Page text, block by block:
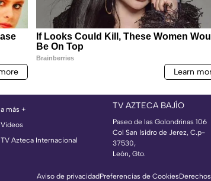
a más +
Videos
TV Azteca Internacional
TV AZTECA BAJÍO
Paseo de las Golondrinas 106
Col San Isidro de Jerez, C.p-
37530,
León, Gto.
Aviso de privacidadPreferencias de CookiesDerechos